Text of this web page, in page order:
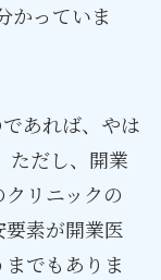
かっていま
あれば、やは
ただし、開業
リニックの
素が開業医
でもありま